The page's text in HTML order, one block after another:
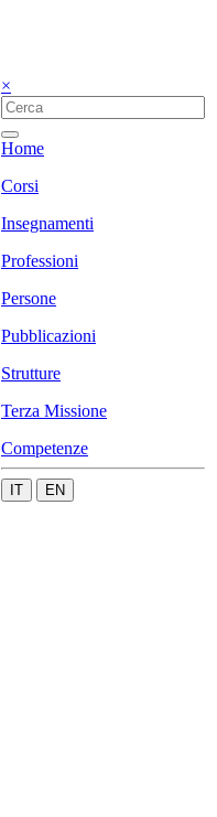
×
Home
Corsi
Insegnamenti
Professioni
Persone
Pubblicazioni
Strutture
Terza Missione
Competenze
IT EN